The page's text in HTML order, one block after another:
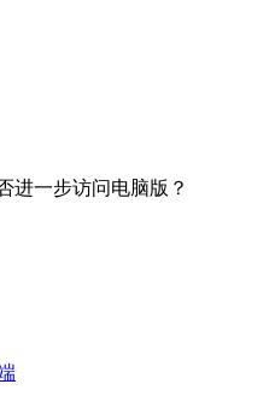
进一步访问电脑版？